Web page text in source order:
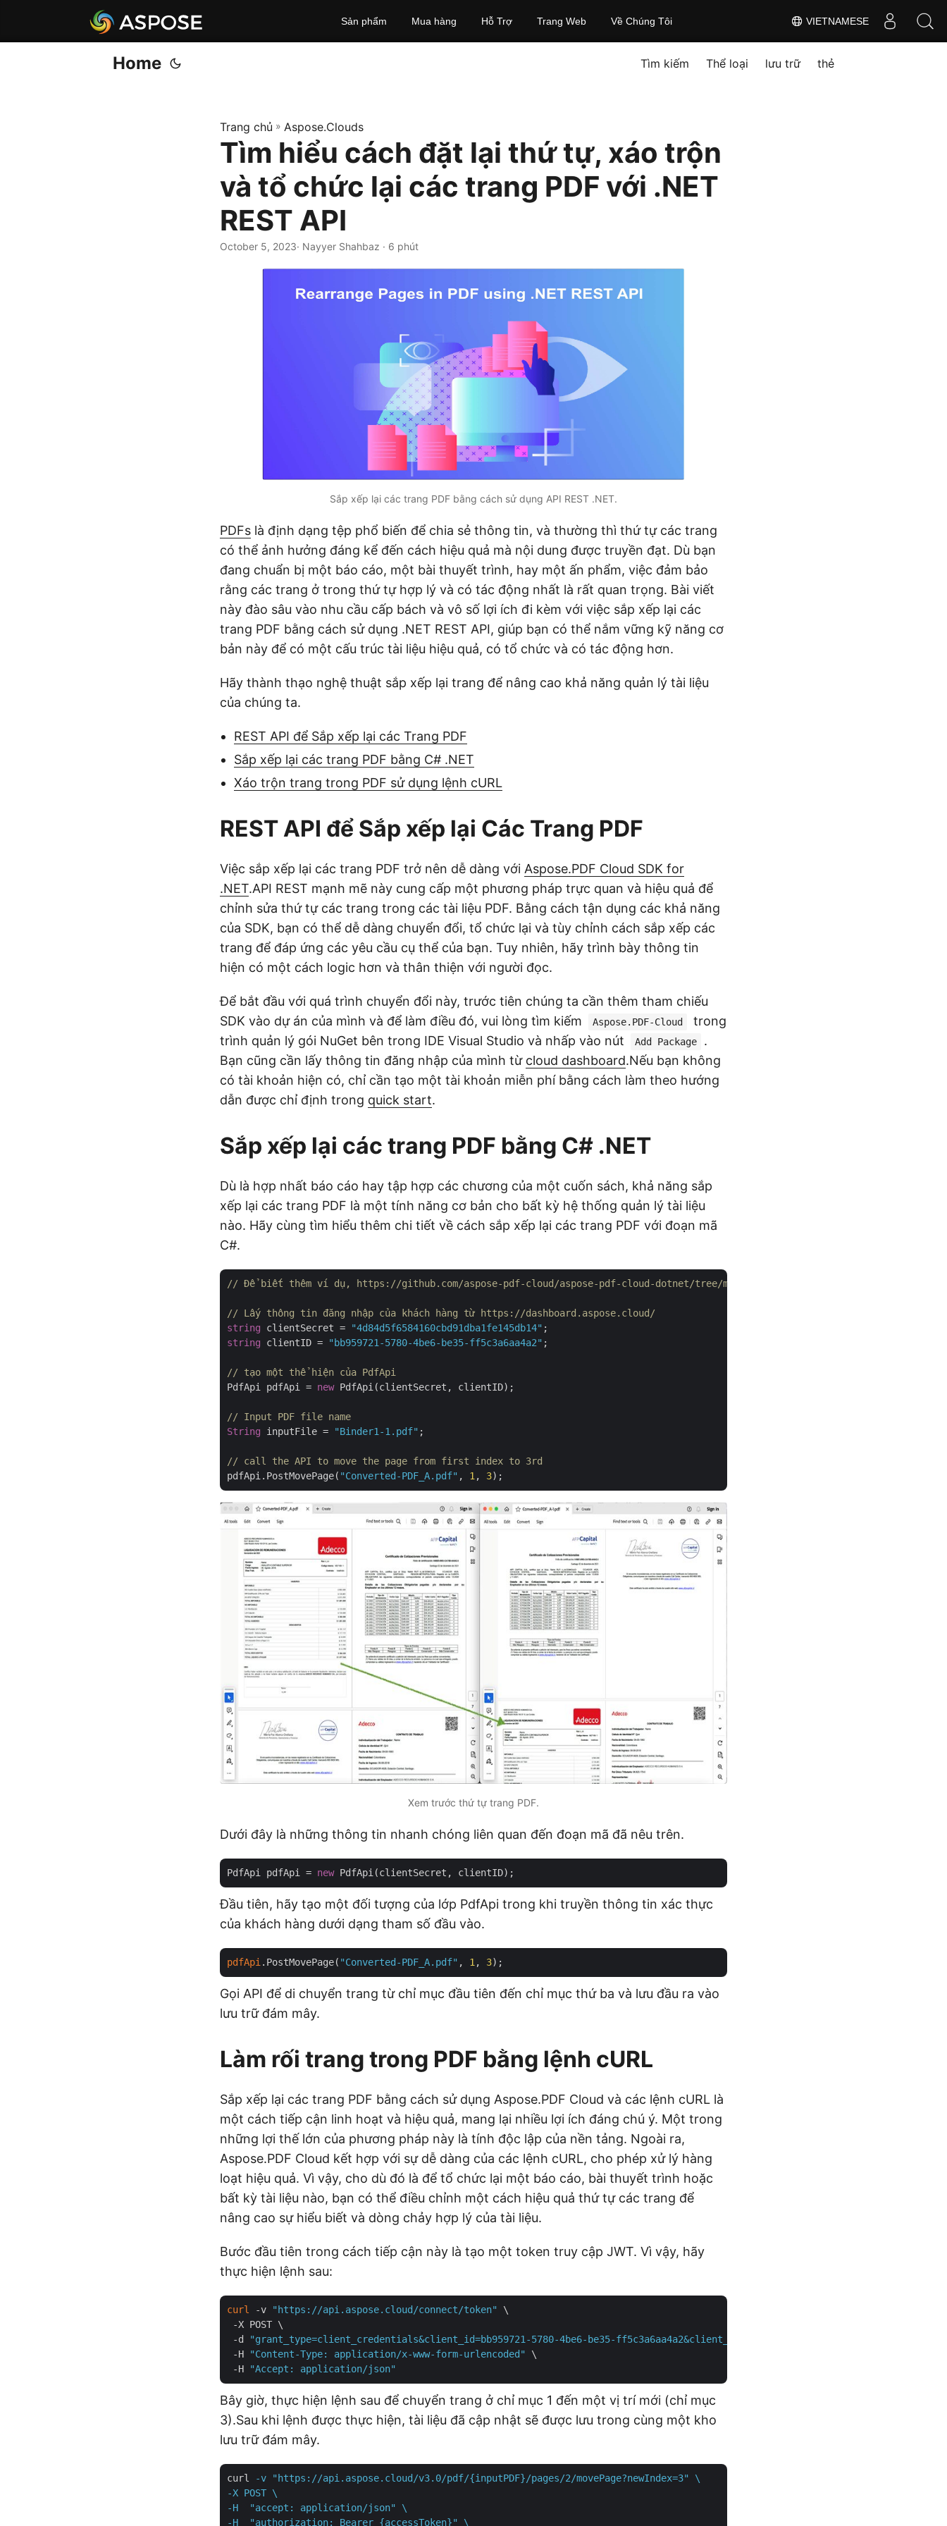
VIETNAMESE
Sản phẩm Mua hàng Hỗ Trợ Trang Web Về Chúng Tôi
Home Tìm kiếm Thể loại lưu trữ thẻ
Trang chủ » Aspose.Clouds
Tìm hiểu cách đặt lại thứ tự, xáo trộn
và tổ chức lại các trang PDF với .NET
REST API
October 5, 2023· Nayyer Shahbaz · 6 phút
Sắp xếp lại các trang PDF bằng cách sử dụng API REST .NET.
PDFs là định dạng tệp phổ biến để chia sẻ thông tin, và thường thì thứ tự các trang
có thể ảnh hưởng đáng kể đến cách hiệu quả mà nội dung được truyền đạt. Dù bạn
đang chuẩn bị một báo cáo, một bài thuyết trình, hay một ấn phẩm, việc đảm bảo
rằng các trang ở trong thứ tự hợp lý và có tác động nhất là rất quan trọng. Bài viết
này đào sâu vào nhu cầu cấp bách và vô số lợi ích đi kèm với việc sắp xếp lại các
trang PDF bằng cách sử dụng .NET REST API, giúp bạn có thể nắm vững kỹ năng cơ
bản này để có một cấu trúc tài liệu hiệu quả, có tổ chức và có tác động hơn.
Hãy thành thạo nghệ thuật sắp xếp lại trang để nâng cao khả năng quản lý tài liệu
của chúng ta.
REST API để Sắp xếp lại các Trang PDF
Sắp xếp lại các trang PDF bằng C# .NET
Xáo trộn trang trong PDF sử dụng lệnh cURL
REST API để Sắp xếp lại Các Trang PDF
Việc sắp xếp lại các trang PDF trở nên dễ dàng với Aspose.PDF Cloud SDK for
.NET.API REST mạnh mẽ này cung cấp một phương pháp trực quan và hiệu quả để
chỉnh sửa thứ tự các trang trong các tài liệu PDF. Bằng cách tận dụng các khả năng
của SDK, bạn có thể dễ dàng chuyển đổi, tổ chức lại và tùy chỉnh cách sắp xếp các
trang để đáp ứng các yêu cầu cụ thể của bạn. Tuy nhiên, hãy trình bày thông tin
hiện có một cách logic hơn và thân thiện với người đọc.
Để bắt đầu với quá trình chuyển đổi này, trước tiên chúng ta cần thêm tham chiếu
SDK vào dự án của mình và để làm điều đó, vui lòng tìm kiếm
Aspose.PDF-Cloud
trong
trình quản lý gói NuGet bên trong IDE Visual Studio và nhấp vào nút
Add Package
.
Bạn cũng cần lấy thông tin đăng nhập của mình từ cloud dashboard.Nếu bạn không
có tài khoản hiện có, chỉ cần tạo một tài khoản miễn phí bằng cách làm theo hướng
dẫn được chỉ định trong quick start.
Sắp xếp lại các trang PDF bằng C# .NET
Dù là hợp nhất báo cáo hay tập hợp các chương của một cuốn sách, khả năng sắp
xếp lại các trang PDF là một tính năng cơ bản cho bất kỳ hệ thống quản lý tài liệu
nào. Hãy cùng tìm hiểu thêm chi tiết về cách sắp xếp lại các trang PDF với đoạn mã
C#.
// Để biết thêm ví dụ, https://github.com/aspose-pdf-cloud/aspose-pdf-cloud-dotnet/tree/master/Examples
// Lấy thông tin đăng nhập của khách hàng từ https://dashboard.aspose.cloud/
string clientSecret = "4d84d5f6584160cbd91dba1fe145db14"
string clientID = "bb959721-5780-4be6-be35-ff5c3a6aa4a2" ;
// tạo một thể hiện của PdfApi
PdfApi pdfApi = new PdfApi(clientSecret, clientID);
// Input PDF file name
String inputFile = "Binder1-1.pdf" ;
// call the API to move the page from first index to 3rd
pdfApi.PostMovePage( "Converted-PDF_A.pdf" , 1 , 3
Xem trước thứ tự trang PDF.
Dưới đây là những thông tin nhanh chóng liên quan đến đoạn mã đã nêu trên.
PdfApi pdfApi = new
Đầu tiên, hãy tạo một đối tượng của lớp PdfApi trong khi truyền thông tin xác thực
của khách hàng dưới dạng tham số đầu vào.
pdfApi .PostMovePage( "Converted-PDF_A.pdf" , 1 , 3
Gọi API để di chuyển trang từ chỉ mục đầu tiên đến chỉ mục thứ ba và lưu đầu ra vào
lưu trữ đám mây.
Làm rối trang trong PDF bằng lệnh cURL
Sắp xếp lại các trang PDF bằng cách sử dụng Aspose.PDF Cloud và các lệnh cURL là
một cách tiếp cận linh hoạt và hiệu quả, mang lại nhiều lợi ích đáng chú ý. Một trong
những lợi thế lớn của phương pháp này là tính độc lập của nền tảng. Ngoài ra,
Aspose.PDF Cloud kết hợp với sự dễ dàng của các lệnh cURL, cho phép xử lý hàng
loạt hiệu quả. Vì vậy, cho dù đó là để tổ chức lại một báo cáo, bài thuyết trình hoặc
bất kỳ tài liệu nào, bạn có thể điều chỉnh một cách hiệu quả thứ tự các trang để
nâng cao sự hiểu biết và dòng chảy hợp lý của tài liệu.
Bước đầu tiên trong cách tiếp cận này là tạo một token truy cập JWT. Vì vậy, hãy
thực hiện lệnh sau:
curl -v "https://api.aspose.cloud/connect/token"
\
-X POST \
-d
"grant_type=client_credentials&client_id=bb959721-5780-4be6-be35-
-H
"Content-Type: application/x-www-form-urlencoded"
\
-H
"Accept: application/json"
Bây giờ, thực hiện lệnh sau để chuyển trang ở chỉ mục 1 đến một vị trí mới (chỉ mục
3).Sau khi lệnh được thực hiện, tài liệu đã cập nhật sẽ được lưu trong cùng một kho
lưu trữ đám mây.
curl
-v "https://api.aspose.cloud/v3.0/pdf/{inputPDF}/pages/2/movePage?newIndex=3" \
-X POST \
-H  "accept: application/json" \
-H  "authorization: Bearer {accessToken}" \